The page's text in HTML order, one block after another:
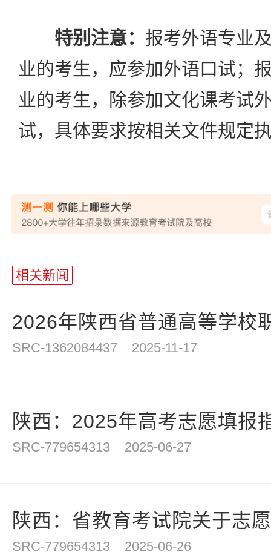
特别注意： 报考外语专业
业的考生，应参加外语口试；
业的考生，除参加文化课考试
试，具体要求按相关文件规定
相关新闻
2026年陕西省普通高等学校
SRC-1362084437 2025-11-17
陕西：2025年高考志愿填报
SRC-779654313 2025-06-27
陕西：省教育考试院关于志
SRC-779654313 2025-06-26